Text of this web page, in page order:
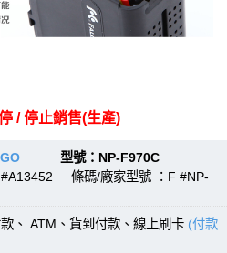
/ 停止銷售(生產)
型號：NP-F970C
#A13452 條碼/廠家型號 ：F #NP-
、 ATM、貨到付款、線上刷卡 (付款